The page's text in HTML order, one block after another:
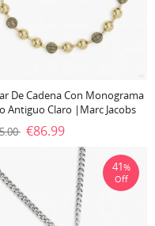
De Cadena Con Monograma
Antiguo Claro |Marc Jacobs
€86.99
41%
Off